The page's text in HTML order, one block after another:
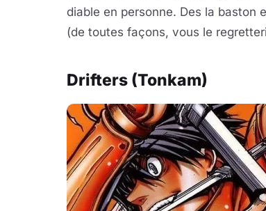
diable en personne. Des la baston
(de toutes façons, vous le
Drifters (Tonkam)